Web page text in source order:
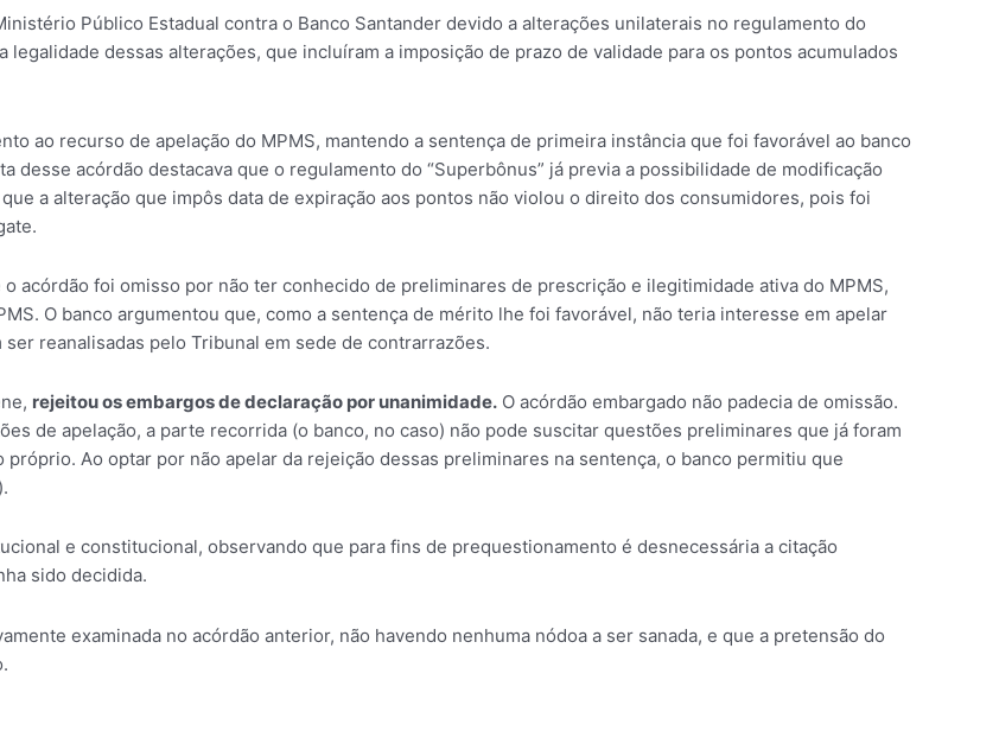
Público Estadual contra o Banco Santander devido a alterações unilaterais no regulamento do
legalidade dessas alterações, que incluíram a imposição de prazo de validade para os pontos acumulados
ao recurso de apelação do MPMS, mantendo a sentença de primeira instância que foi favorável ao banco
desse acórdão destacava que o regulamento do “Superbônus” já previa a possibilidade de modificação
a alteração que impôs data de expiração aos pontos não violou o direito dos consumidores, pois foi
acórdão foi omisso por não ter conhecido de preliminares de prescrição e ilegitimidade ativa do MPMS,
O banco argumentou que, como a sentença de mérito lhe foi favorável, não teria interesse em apelar
reanalisadas pelo Tribunal em sede de contrarrazões.
rejeitou os embargos de declaração por unanimidade. O acórdão embargado não padecia de omissão.
de apelação, a parte recorrida (o banco, no caso) não pode suscitar questões preliminares que já foram
Ao optar por não apelar da rejeição dessas preliminares na sentença, o banco permitiu que
e constitucional, observando que para fins de prequestionamento é desnecessária a citação
sido decidida.
examinada no acórdão anterior, não havendo nenhuma nódoa a ser sanada, e que a pretensão do